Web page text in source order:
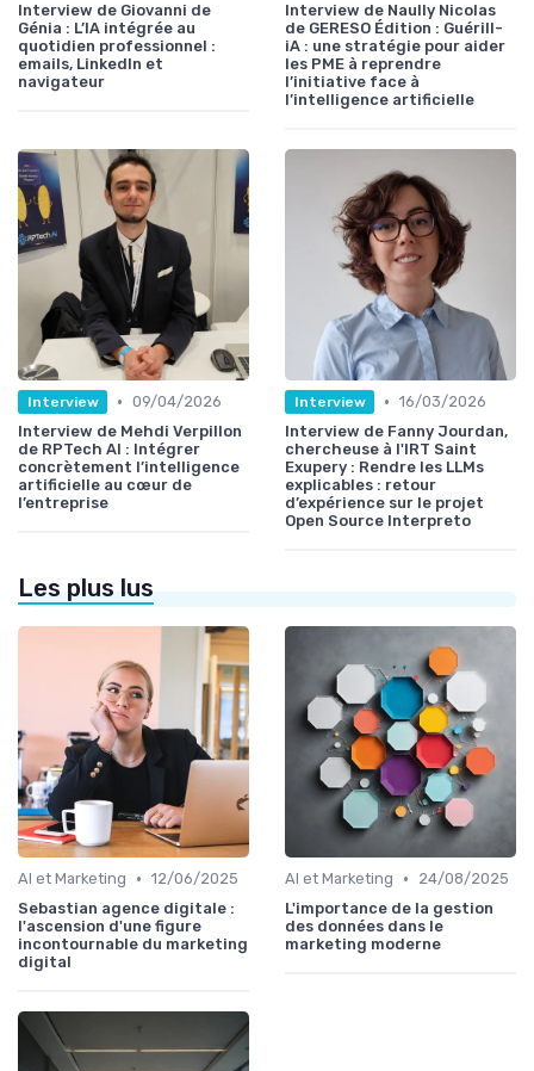
Interview de Giovanni de
Génia : L’IA intégrée au
quotidien professionnel :
emails, LinkedIn et
navigateur
Interview de Naully Nicolas
de GERESO Édition : Guérill-
iA : une stratégie pour aider
les PME à reprendre
l’initiative face à
l’intelligence artificielle
Interview • 09/04/2026
Interview de Mehdi Verpillon
de RPTech AI : Intégrer
concrètement l’intelligence
artificielle au cœur de
l’entreprise
Interview • 16/03/2026
Interview de Fanny Jourdan,
chercheuse à l'IRT Saint
Exupery : Rendre les LLMs
explicables : retour
d’expérience sur le projet
Open Source Interpreto
Les plus lus
AI et Marketing • 12/06/2025
Sebastian agence digitale :
l'ascension d'une figure
incontournable du marketing
digital
AI et Marketing •
24/08/2025
L'importance de la gestion
des données dans le
marketing moderne